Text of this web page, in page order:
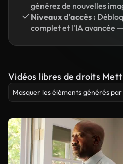
générez de nouvelles
Niveaux d'accès :
complet et l'IA avancée —
Vidéos libres de droits
Masquer les éléments générés par